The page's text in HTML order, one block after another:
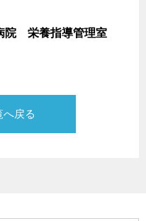
院 栄養指導管理室
へ戻る